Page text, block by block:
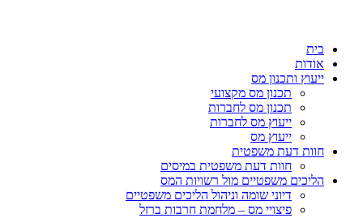
בית
אודות
ייעוץ ותכנון מס
תכנון מס מקצועי
תכנון מס לחברות
ייעוץ מס לחברות
ייעוץ מס
חוות דעת משפטית
חוות דעת משפטית במיסים
הליכים משפטיים מול רשויות המס
דיוני שומה וניהול הליכים משפטיים
פיצויי מס – מלחמת חרבות ברזל